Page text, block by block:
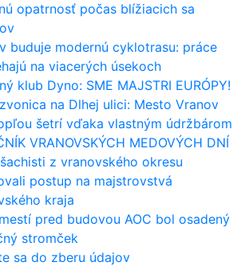
opatrnosť počas blížiacich sa
buduje modernú cyklotrasu: práce
na viacerých úsekoch
klub Dyno: SME MAJSTRI EURÓPY!
na Dlhej ulici: Mesto Vranov
šetrí vďaka vlastným údržbárom
VRANOVSKÝCH MEDOVÝCH DNÍ
z vranovského okresu
postup na majstrovstvá
kraja
pred budovou AOC bol osadený
stromček
sa do zberu údajov